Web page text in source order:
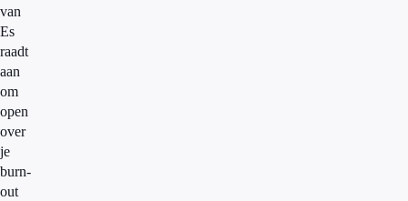
van
Es
raadt
aan
om
open
over
je
burn-
out